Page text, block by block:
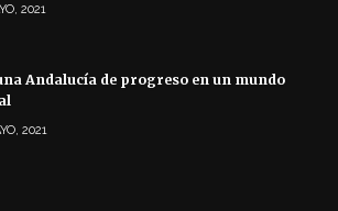
2021
Andalucía de progreso en un mundo
2021